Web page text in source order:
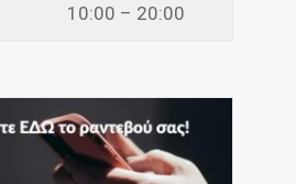
10:00 – 20:00